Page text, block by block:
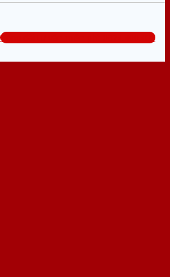
Tổng đài tư vấn miễn phí: 0824.400.400